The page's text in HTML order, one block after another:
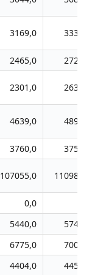
3169,0 3332,0
2465,0
2727,0
2301,0 2639,0
4639,0 4899,0
3760,0
3753,0
107055,0 110985,0
0,0
5440,0
5743,0
6775,0
7004,0
4404,0
4459,0